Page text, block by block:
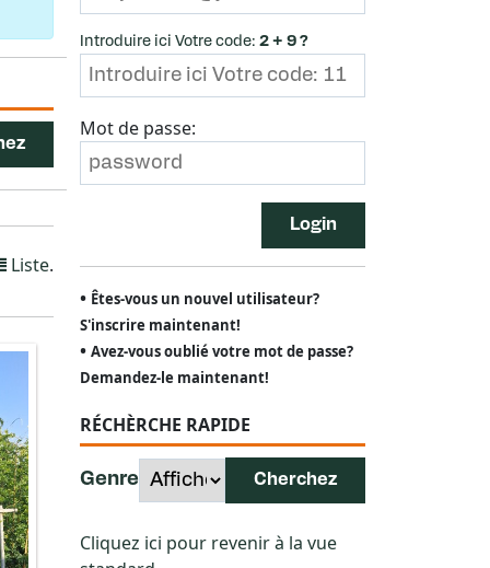
Liste.
Introduire ici Votre code: 2 + 9 ?
Mot de passe:
Login
• Êtes-vous un nouvel utilisateur?
S'inscrire maintenant!
• Avez-vous oublié votre mot de passe?
Demandez-le maintenant!
RÉCHÈRCHE RAPIDE
Genre
Cliquez ici pour revenir à la vue